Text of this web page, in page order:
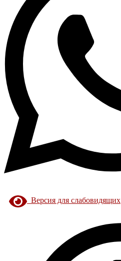
Версия для слабовидящих